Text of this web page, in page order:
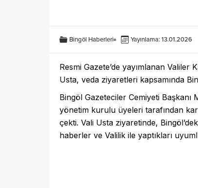
Bingöl Haberleri Yayınlama: 13.01.2026
Resmi Gazete’de yayımlanan
Usta, veda ziyaretleri kapsamında
Bingöl Gazeteciler Cemiyeti Başkanı
yönetim kurulu üyeleri tarafından
çekti. Vali Usta ziyaretinde,
haberler ve Valilik ile yaptıkları